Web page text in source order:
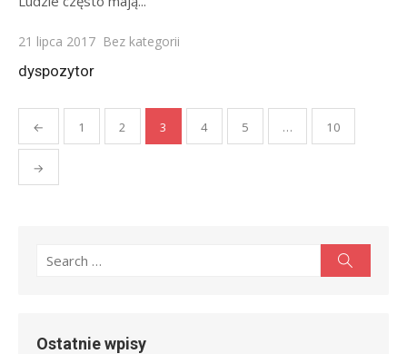
Posted
on
21 lipca 2017 Bez kategorii
dyspozytor
Stronicowanie
wpisów
← 1 2 3 4 5 … 10
→
Search
Ostatnie wpisy